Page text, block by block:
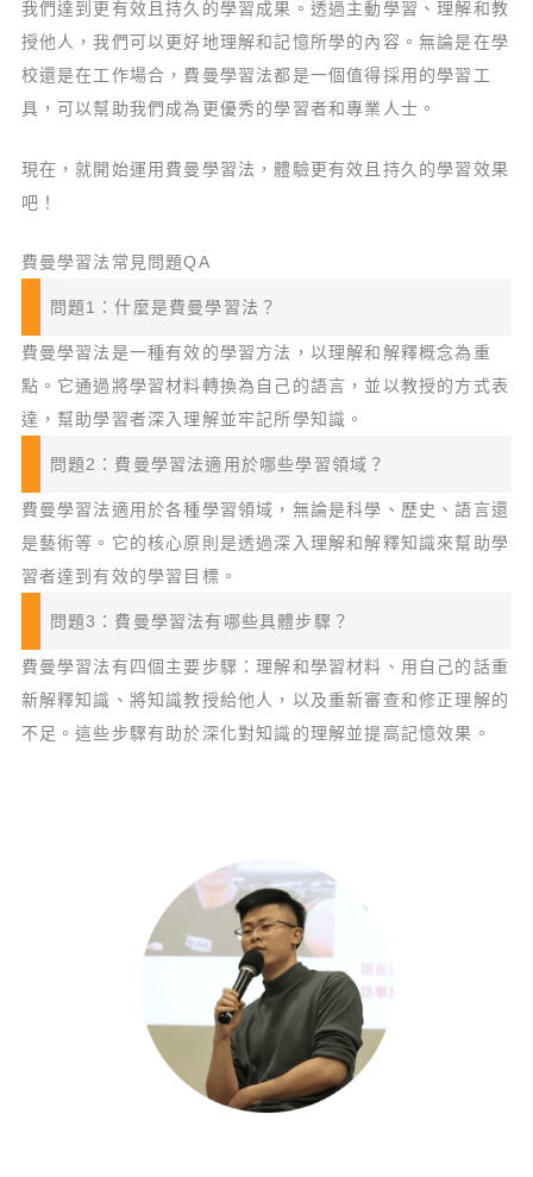
我們達到更有效且持久的學習成果。透過主動學習、理解和教
授他人，我們可以更好地理解和記憶所學的內容。無論是在學
校還是在工作場合，費曼學習法都是一個值得採用的學習工
具，可以幫助我們成為更優秀的學習者和專業人士。
現在，就開始運用費曼學習法，體驗更有效且持久的學習效果
吧！
費曼學習法常見問題QA
問題1：什麼是費曼學習法？
費曼學習法是一種有效的學習方法，以理解和解釋概念為重
點。它通過將學習材料轉換為自己的語言，並以教授的方式表
達，幫助學習者深入理解並牢記所學知識。
問題2：費曼學習法適用於哪些學習領域？
費曼學習法適用於各種學習領域，無論是科學、歷史、語言還
是藝術等。它的核心原則是透過深入理解和解釋知識來幫助學
習者達到有效的學習目標。
問題3：費曼學習法有哪些具體步驟？
費曼學習法有四個主要步驟：理解和學習材料、用自己的話重
新解釋知識、將知識教授給他人，以及重新審查和修正理解的
不足。這些步驟有助於深化對知識的理解並提高記憶效果。